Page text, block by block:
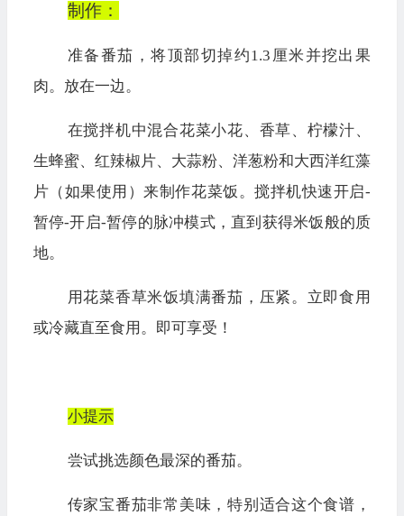
制作：
准备番茄，将顶部切掉约1.3 厘米 并挖出果
肉。 放在一边。
在搅拌机中混合花菜小花、香草、柠檬汁、
生蜂蜜、红辣椒片、大蒜粉、洋葱粉和大西洋红藻
片（如果使用）来制作花菜饭。搅拌机快速开启-
暂停-开启-暂停的脉冲模式，直到 获得米饭般的质
地。
用花菜香草米饭填满番茄 ， 压紧。 立即食用
或冷藏直至食用 。 即可享受！
小提示
尝试挑选颜色最深的番茄。
传家宝番茄非常美味，特别适合这个食谱，